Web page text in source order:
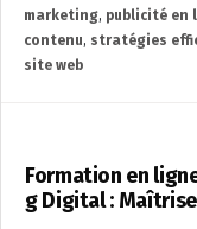
marketing, publicité en
contenu, stratégies
site web
Formation en
g Digital :